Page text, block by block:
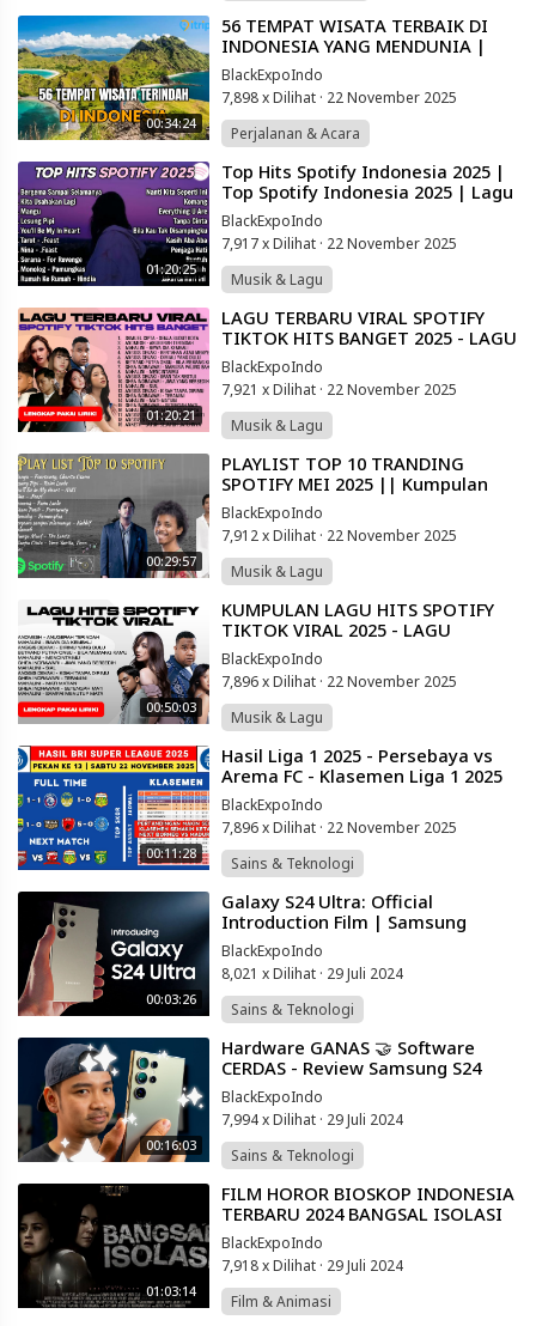
00:34:24
⁣56 TEMPAT WISATA TERBAIK DI
INDONESIA YANG MENDUNIA |
WISATA INDONESIA PAING HITS
2025
BlackExpoIndo
7,898 x Dilihat · 22 November 2025
Perjalanan & Acara
01:20:25
⁣Top Hits Spotify Indonesia 2025 |
Top Spotify Indonesia 2025 | Lagu
Hits Spotify 2025 | Lagu Terbaru
BlackExpoIndo
7,917 x Dilihat · 22 November 2025
Musik & Lagu
01:20:21
⁣LAGU TERBARU VIRAL SPOTIFY
TIKTOK HITS BANGET 2025 - LAGU
POP INDONESIA TERBAIK
BlackExpoIndo
7,921 x Dilihat · 22 November 2025
Musik & Lagu
00:29:57
⁣PLAYLIST TOP 10 TRANDING
SPOTIFY MEI 2025 || Kumpulan
LAGU POP INDONESIA 2025 *( NO
IKLAN )*
BlackExpoIndo
7,912 x Dilihat · 22 November 2025
Musik & Lagu
00:50:03
⁣KUMPULAN LAGU HITS SPOTIFY
TIKTOK VIRAL 2025 - LAGU
INDONESIA TERBAIK
BlackExpoIndo
7,896 x Dilihat · 22 November 2025
Musik & Lagu
00:11:28
⁣Hasil Liga 1 2025 - Persebaya vs
Arema FC - Klasemen Liga 1 2025
Terbaru Hari Ini - Liga 1 Indonesia
BlackExpoIndo
7,896 x Dilihat · 22 November 2025
Sains & Teknologi
00:03:26
⁣Galaxy S24 Ultra: Official
Introduction Film | Samsung
Indonesia
BlackExpoIndo
8,021 x Dilihat · 29 Juli 2024
Sains & Teknologi
00:16:03
⁣Hardware GANAS 🤝 Software
CERDAS - Review Samsung S24
Ultra Indonesia!
BlackExpoIndo
7,994 x Dilihat · 29 Juli 2024
Sains & Teknologi
01:03:14
⁣FILM HOROR BIOSKOP INDONESIA
TERBARU 2024 BANGSAL ISOLASI
#filmhororteebaru2024 #filmhoror
BlackExpoIndo
7,918 x Dilihat · 29 Juli 2024
Film & Animasi